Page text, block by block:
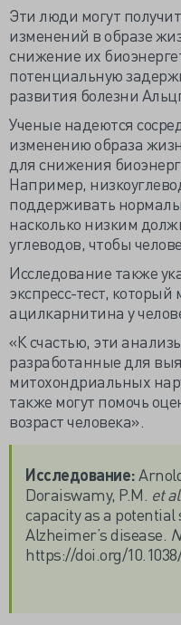
Эти люди могут
изменений в образе
снижение их
потенциальную
развития болезни
Ученые надеются
изменению образа
для снижения
Например,
поддерживать
насколько низким
углеводов, чтобы
Исследование также
экспресс-тест,
ацилкарнитина у
«К счастью, эти
разработанные для
митохондриальных
также могут помочь
возраст человека».
Исследование:
Doraiswamy, P.M. et
capacity as a potential
Alzheimer’s disease.
https://doi.org/